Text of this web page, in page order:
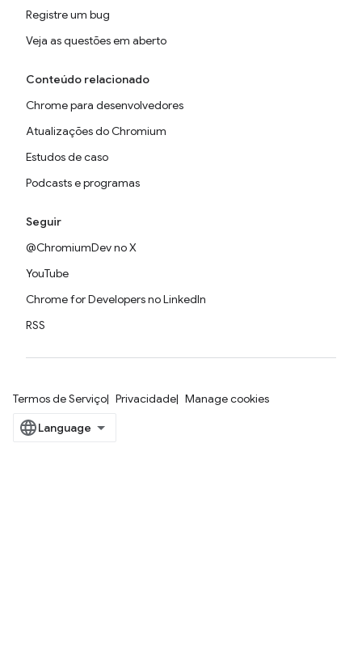
Registre um bug
Veja as questões em aberto
Conteúdo relacionado
Chrome para desenvolvedores
Atualizações do Chromium
Estudos de caso
Podcasts e programas
Seguir
@ChromiumDev no X
YouTube
Chrome for Developers no LinkedIn
RSS
Termos de Serviço Privacidade Manage cookies